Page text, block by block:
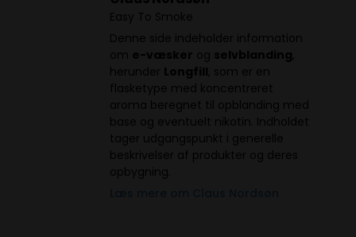
Easy To Smoke
Denne side indeholder information
om e-væsker og selvblanding,
herunder Longfill, som er en
flasketype med koncentreret
aroma beregnet til opblanding med
base og eventuelt nikotin. Indholdet
tager udgangspunkt i generelle
beskrivelser af produkter og deres
opbygning.